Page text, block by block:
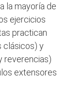
la mayoría de
ejercicios
practican
clásicos) y
reverencias)
extensores